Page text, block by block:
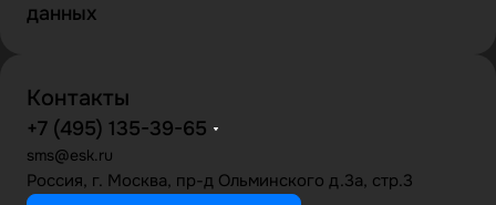
данных
Контакты
+7 (495) 135-39-65
sms@esk.ru
Россия, г. Москва, пр-д Ольминского д.3а, стр.3